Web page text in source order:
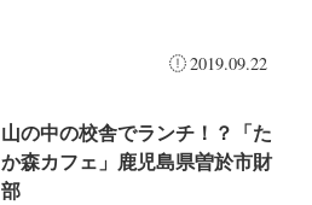
2019.09.22
山の中の校舎でランチ！？「た
か森カフェ」鹿児島県曽於市財
部